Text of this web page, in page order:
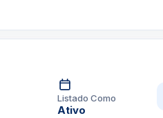
Listado Como
Ativo